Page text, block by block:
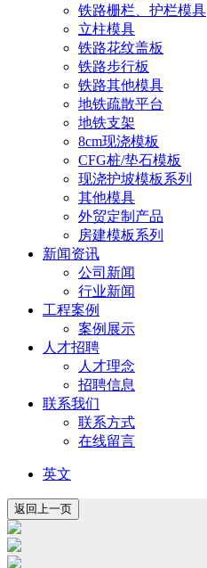
铁路栅栏、护栏模具
立柱模具
铁路花纹盖板
铁路步行板
铁路其他模具
地铁疏散平台
地铁支架
8cm现浇模板
CFG桩/垫石模板
现浇护坡模板系列
其他模具
外贸定制产品
房建模板系列
新闻资讯
公司新闻
行业新闻
工程案例
案例展示
人才招聘
人才理念
招聘信息
联系我们
联系方式
在线留言
英文